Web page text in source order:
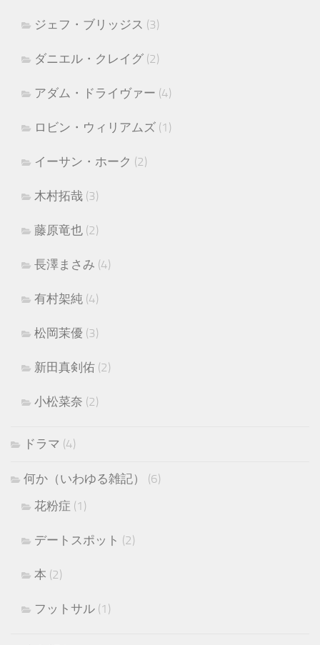
ジェフ・ブリッジス (3)
ダニエル・クレイグ (2)
アダム・ドライヴァー (4)
ロビン・ウィリアムズ (1)
イーサン・ホーク (2)
木村拓哉 (3)
藤原竜也 (2)
長澤まさみ (4)
有村架純 (4)
松岡茉優 (3)
新田真剣佑 (2)
小松菜奈 (2)
ドラマ (4)
何か（いわゆる雑記）
(6)
花粉症 (1)
デートスポット (2)
本 (2)
フットサル (1)